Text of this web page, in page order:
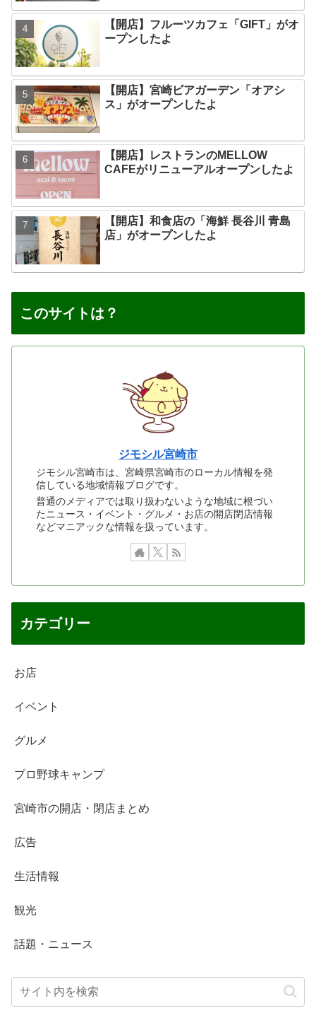
【開店】フルーツカフェ「GIFT」がオ
ープンしたよ
【開店】宮崎ビアガーデン「オアシ
ス」がオープンしたよ
【開店】レストランのMELLOW
CAFEがリニューアルオープンしたよ
【開店】和食店の「海鮮 長谷川 青島
店」がオープンしたよ
このサイトは？
ジモシル宮崎市
ジモシル宮崎市は、宮崎県宮崎市のローカル情報を発
信している地域情報ブログです。
普通のメディアでは取り扱わないような地域に根づい
たニュース・イベント・グルメ・お店の開店閉店情報
などマニアックな情報を扱っています。
カテゴリー
お店
イベント
グルメ
プロ野球キャンプ
宮崎市の開店・閉店まとめ
広告
生活情報
観光
話題・ニュース